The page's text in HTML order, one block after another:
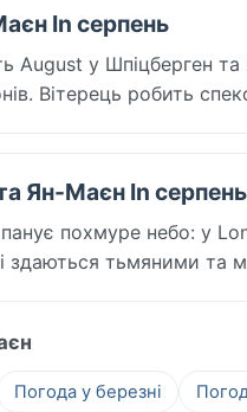
In серпень
August у Шпіцберген
Вітерець робить
Ян-Маєн In серпень
похмуре небо: у
здаються тьмяними
Погода у березні